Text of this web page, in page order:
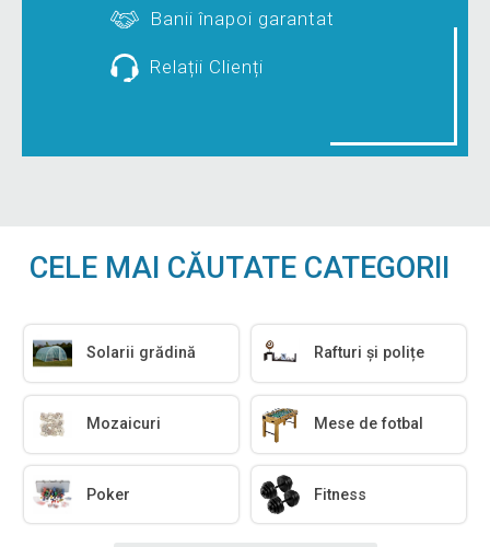
Banii înapoi garantat
Relații Clienți
CELE MAI CĂUTATE CATEGORII
Solarii grădină Rafturi și polițe
Mozaicuri Mese de fotbal
Poker Fitness